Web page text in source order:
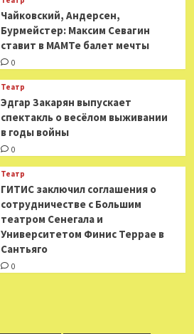
​​Чайковский, Андерсен,
Бурмейстер: Максим Севагин
ставит в МАМТе балет мечты
0
Театр
Эдгар Закарян выпускает
спектакль о весёлом выживании
в годы войны
0
Театр
ГИТИС заключил соглашения о
сотрудничестве с Большим
театром Сенегала и
Университетом Финис Террае в
Сантьяго
0